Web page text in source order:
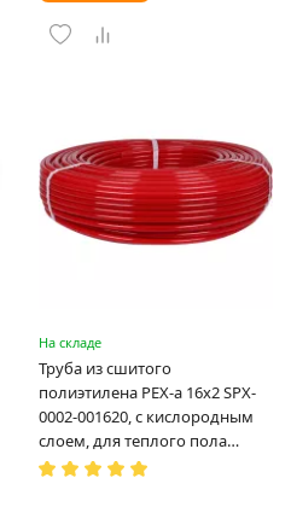
На складе
Труба из сшитого
полиэтилена PEX-a 16х2 SPX-
0002-001620, с кислородным
слоем, для теплого пола
(Испания)